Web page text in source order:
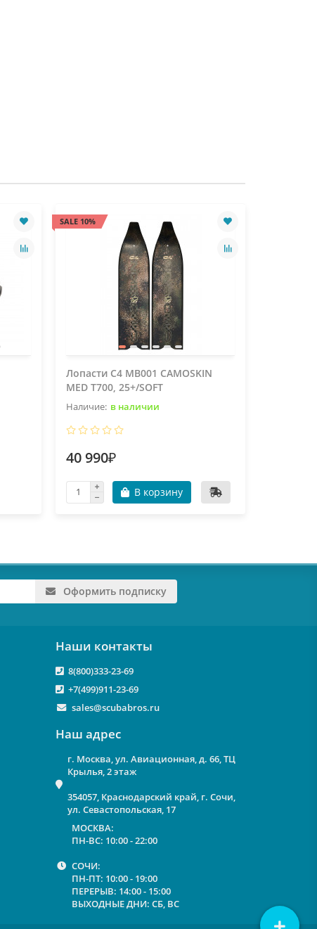
SALE 10%
Лопасти C4 MB001 CAMOSKIN
MED T700, 25+/SOFT
в наличии
40 990₽
В корзину
Оформить подписку
Наши контакты
8(800)333-23-69
+7(499)911-23-69
sales@scubabros.ru
Наш адрес
г. Москва, ул. Авиационная, д. 66, ТЦ
Крылья, 2 этаж
354057, Краснодарский край, г. Сочи,
ул. Севастопольская, 17
МОСКВА:
ПН-ВС: 10:00 - 22:00
СОЧИ:
ПН-ПТ: 10:00 - 19:00
ПЕРЕРЫВ: 14:00 - 15:00
ВЫХОДНЫЕ ДНИ: СБ, ВС